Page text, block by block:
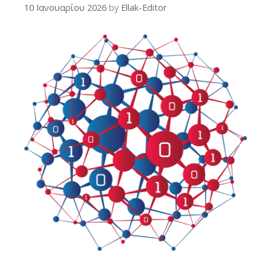
10 Ιανουαρίου 2026 by Ellak-Editor